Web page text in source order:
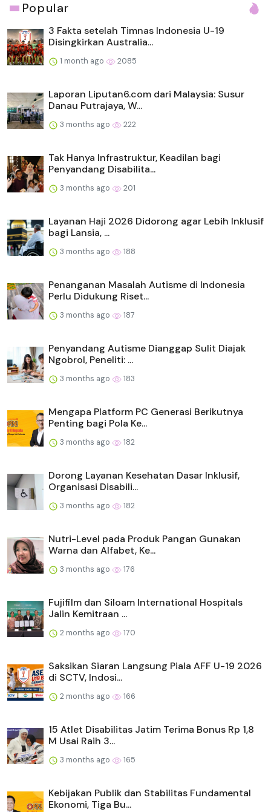
Popular
3 Fakta setelah Timnas Indonesia U-19
Disingkirkan Australia...
1 month ago 2085
Laporan Liputan6.com dari Malaysia: Susur
Danau Putrajaya, W...
3 months ago 222
Tak Hanya Infrastruktur, Keadilan bagi
Penyandang Disabilita...
3 months ago 201
Layanan Haji 2026 Didorong agar Lebih Inklusif
bagi Lansia, ...
3 months ago 188
Penanganan Masalah Autisme di Indonesia
Perlu Didukung Riset...
3 months ago 187
Penyandang Autisme Dianggap Sulit Diajak
Ngobrol, Peneliti: ...
3 months ago 183
Mengapa Platform PC Generasi Berikutnya
Penting bagi Pola Ke...
3 months ago 182
Dorong Layanan Kesehatan Dasar Inklusif,
Organisasi Disabili...
3 months ago 182
Nutri-Level pada Produk Pangan Gunakan
Warna dan Alfabet, Ke...
3 months ago 176
Fujifilm dan Siloam International Hospitals
Jalin Kemitraan ...
2 months ago 170
Saksikan Siaran Langsung Piala AFF U-19 2026
di SCTV, Indosi...
2 months ago 166
15 Atlet Disabilitas Jatim Terima Bonus Rp 1,8
M Usai Raih 3...
3 months ago 165
Kebijakan Publik dan Stabilitas Fundamental
Ekonomi, Tiga Bu...